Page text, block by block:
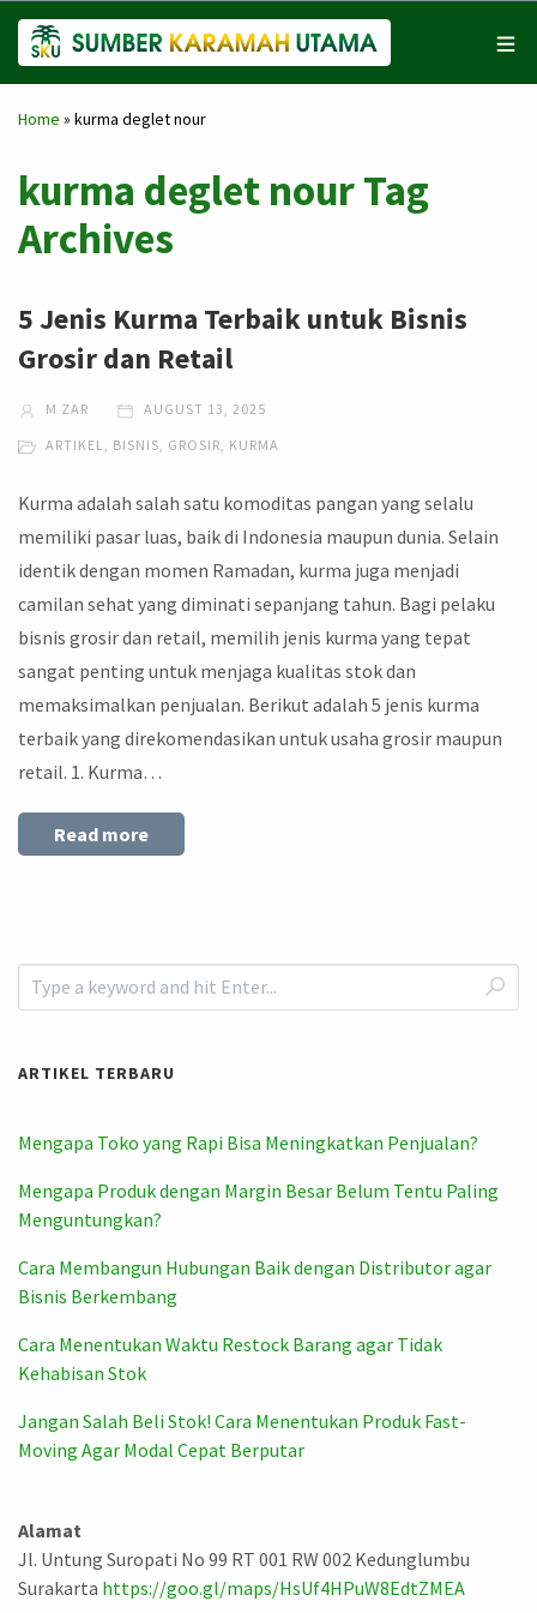
Home » kurma deglet nour
kurma deglet nour Tag
Archives
5 Jenis Kurma Terbaik untuk Bisnis
Grosir dan Retail
M ZAR AUGUST 13, 2025
ARTIKEL, BISNIS, GROSIR, KURMA
Kurma adalah salah satu komoditas pangan yang selalu
memiliki pasar luas, baik di Indonesia maupun dunia. Selain
identik dengan momen Ramadan, kurma juga menjadi
camilan sehat yang diminati sepanjang tahun. Bagi pelaku
bisnis grosir dan retail, memilih jenis kurma yang tepat
sangat penting untuk menjaga kualitas stok dan
memaksimalkan penjualan. Berikut adalah 5 jenis kurma
terbaik yang direkomendasikan untuk usaha grosir maupun
retail. 1. Kurma…
Read more
ARTIKEL TERBARU
Mengapa Toko yang Rapi Bisa Meningkatkan Penjualan?
Mengapa Produk dengan Margin Besar Belum Tentu Paling
Menguntungkan?
Cara Membangun Hubungan Baik dengan Distributor agar
Bisnis Berkembang
Cara Menentukan Waktu Restock Barang agar Tidak
Kehabisan Stok
Jangan Salah Beli Stok! Cara Menentukan Produk Fast-
Moving Agar Modal Cepat Berputar
Alamat
Jl. Untung Suropati No 99 RT 001 RW 002 Kedunglumbu
Surakarta https://goo.gl/maps/HsUf4HPuW8EdtZMEA